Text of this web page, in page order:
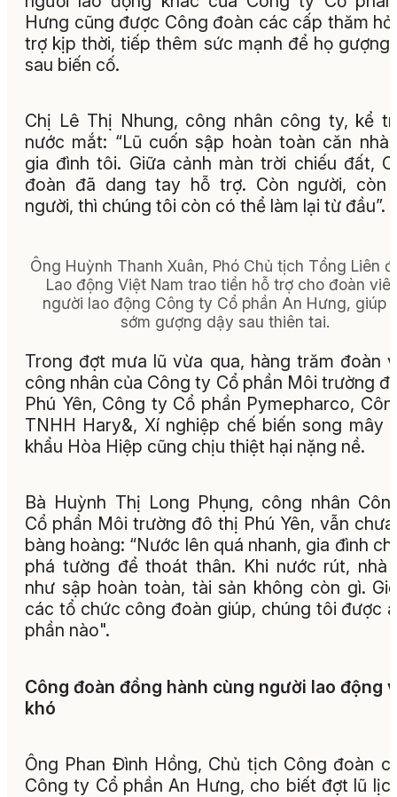
Hưng cũng được Công đoàn các cấp thăm
trợ kịp thời, tiếp thêm sức mạnh để họ gượng
sau biến cố.
Chị Lê Thị Nhung, công nhân công ty, kể
nước mắt: “Lũ cuốn sập hoàn toàn căn nhà
gia đình tôi. Giữa cảnh màn trời chiếu đất,
đoàn đã dang tay hỗ trợ. Còn người, còn
người, thì chúng tôi còn có thể làm lại từ đầu”.
Ông Huỳnh Thanh Xuân, Phó Chủ tịch Tổng Liên
Lao động Việt Nam trao tiền hỗ trợ cho đoàn
người lao động Công ty Cổ phần An Hưng, giúp
sớm gượng dậy sau thiên tai.
Trong đợt mưa lũ vừa qua, hàng trăm đoàn
công nhân của Công ty Cổ phần Môi trường
Phú Yên, Công ty Cổ phần Pymepharco,
TNHH Hary&, Xí nghiệp chế biến song mây
khẩu Hòa Hiệp cũng chịu thiệt hại nặng nề.
Bà Huỳnh Thị Long Phụng, công nhân
Cổ phần Môi trường đô thị Phú Yên, vẫn
bàng hoàng: “Nước lên quá nhanh, gia đình
phá tường để thoát thân. Khi nước rút, nhà
như sập hoàn toàn, tài sản không còn gì.
các tổ chức công đoàn giúp, chúng tôi được
phần nào".
Công đoàn đồng hành cùng người lao động
khó
Ông Phan Đình Hồng, Chủ tịch Công đoàn
Công ty Cổ phần An Hưng, cho biết đợt lũ